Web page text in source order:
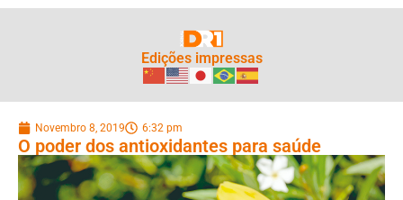
Edições impressas
Novembro 8, 2019 6:32 pm
O poder dos antioxidantes para saúde